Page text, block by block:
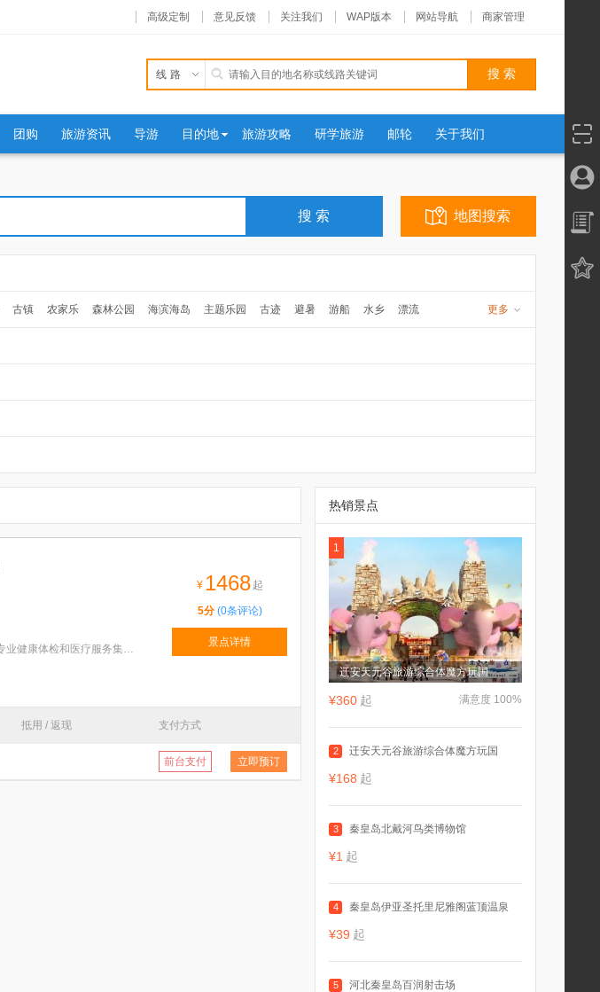
高级定制 意见反馈 关注我们 WAP版本 网站导航 商家管理
线路
团购 旅游资讯 导游 目的地 旅游攻略 研学旅游 邮轮 关于我们
地图搜索
古镇 农家乐 森林公园 海滨海岛 主题乐园 古迹 避暑 游船 水乡
漂流
更多
特色：美年大健康产业(集团)有限公司始创于2004年，是中国领先的专业健康体检和医疗服务集团，在全国29
¥ 1468 起
5分(0条评论)
景点详情
抵用 / 返现 支付方式
前台支付 立即预订
热销景点
1
迁安天元谷旅游综合体魔方玩国
满意度 100%
¥360 起
2 迁安天元谷旅游综合体魔方玩国
¥168 起
3 秦皇岛北戴河鸟类博物馆
¥1 起
4 秦皇岛伊亚圣托里尼雅阁蓝顶温泉
¥39 起
5 河北秦皇岛百润射击场